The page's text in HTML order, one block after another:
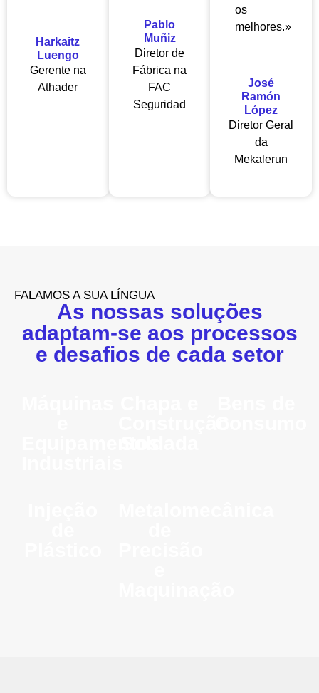
Harkaitz
Luengo
Gerente na
Athader
Pablo
Muñiz
Diretor de
Fábrica na
FAC
Seguridad
os
melhores.»
José
Ramón
López
Diretor Geral
da
Mekalerun
FALAMOS A SUA LÍNGUA
As nossas soluções
adaptam-se aos processos
e desafios de cada setor